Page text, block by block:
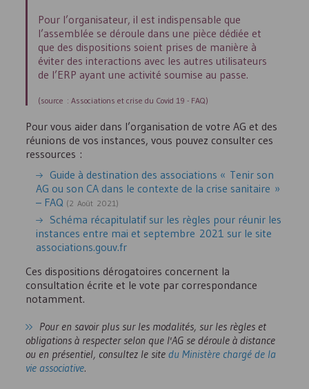
Pour l’organisateur, il est indispensable que
l’assemblée se déroule dans une pièce dédiée et
que des dispositions soient prises de manière à
éviter des interactions avec les autres utilisateurs
de l’ERP ayant une activité soumise au passe.
(source : Associations et crise du Covid 19 - FAQ)
Pour vous aider dans l’organisation de votre AG et des
réunions de vos instances, vous pouvez consulter ces
ressources :
Guide à destination des associations « Tenir son
AG ou son CAdans le contexte de la crise sanitaire »
– FAQ (2 Août 2021)
Schéma récapitulatif sur les règles pour réunir les
instances entre mai et septembre 2021 sur le site
associations.gouv.fr
Ces dispositions dérogatoires concernent la
consultation écrite et le vote par correspondance
notamment.
Pour en savoir plus sur les modalités, sur les règles et
obligations à respecter selon que l'AGse déroule à distance
ou en présentiel, consultez le site du Ministère chargé de la
vie associative.